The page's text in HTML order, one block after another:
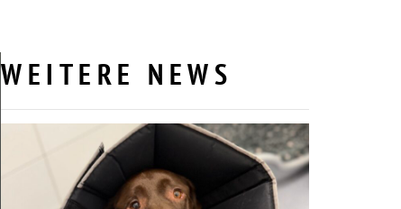
WEITERE NEWS